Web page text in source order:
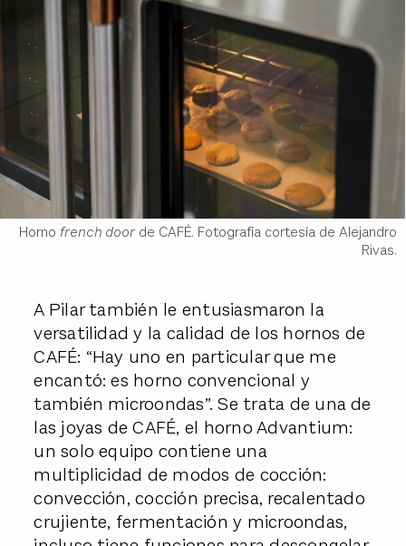
Horno french doorde CAFÉ. Fotografía cortesía de Alejandro
Rivas.
A Pilar también le entusiasmaron la
versatilidad y la calidad de los hornos de
CAFÉ: “Hay uno en particular que me
encantó: es horno convencional y
también microondas”. Se trata de una de
las joyas de CAFÉ, el horno Advantium:
un solo equipo contiene una
multiplicidad de modos de cocción:
convección, cocción precisa, recalentado
crujiente, fermentación y microondas,